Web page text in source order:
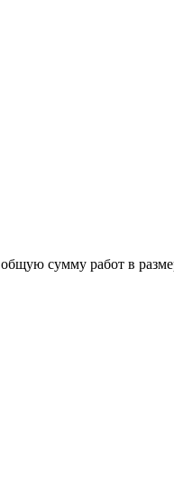
сумму работ в